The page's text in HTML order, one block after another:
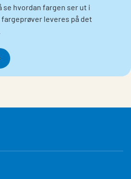
hvordan fargen ser ut i
leveres på det